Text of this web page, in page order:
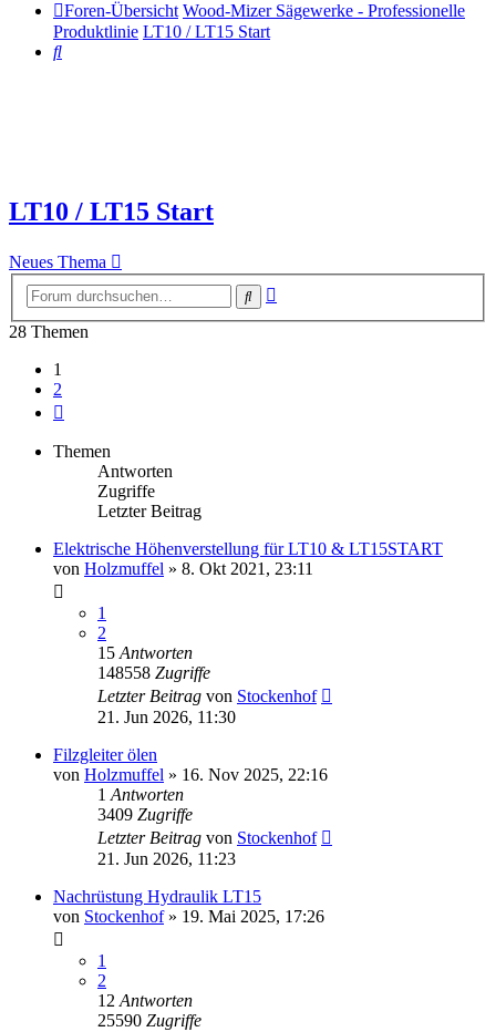
Foren-Übersicht Wood-Mizer Sägewerke - Professionelle
Produktlinie LT10 / LT15 Start
Suche
LT10 / LT15 Start
Neues Thema
Suche
28 Themen
1
2
Themen
Antworten
Zugriffe
Letzter Beitrag
Elektrische Höhenverstellung für LT10 & LT15START
von Holzmuffel » 8. Okt 2021, 23:11
1
2
15 Antworten
148558 Zugriffe
Letzter Beitrag von Stockenhof
21. Jun 2026, 11:30
Filzgleiter ölen
von Holzmuffel » 16. Nov 2025, 22:16
1 Antworten
3409 Zugriffe
Letzter Beitrag von Stockenhof
21. Jun 2026, 11:23
Nachrüstung Hydraulik LT15
von Stockenhof» 19. Mai 2025, 17:26
1
2
12 Antworten
25590 Zugriffe